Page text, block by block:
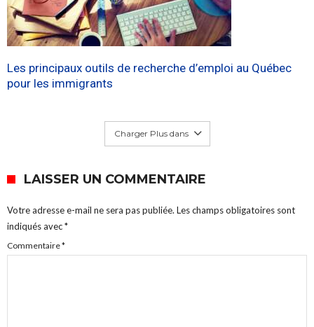
Les principaux outils de recherche d’emploi au Québec
pour les immigrants
Charger Plus dans
LAISSER UN COMMENTAIRE
Votre adresse e-mail ne sera pas publiée. Les champs obligatoires sont
indiqués avec*
Commentaire*